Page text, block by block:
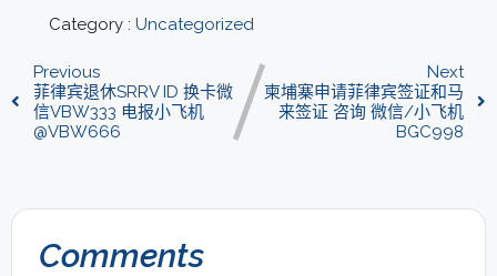
Category : Uncategorized
Previous
菲律宾退休SRRV ID 换卡微
信VBW333 电报小飞机
@VBW666
Next
柬埔寨申请菲律宾签证和马
来签证 咨询 微信/小飞机
BGC998
Comments